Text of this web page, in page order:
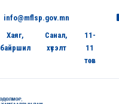
info@mflsp.gov.mn
Хаяг,
байршил
Санал,
хүсэлт
11-
11
төв